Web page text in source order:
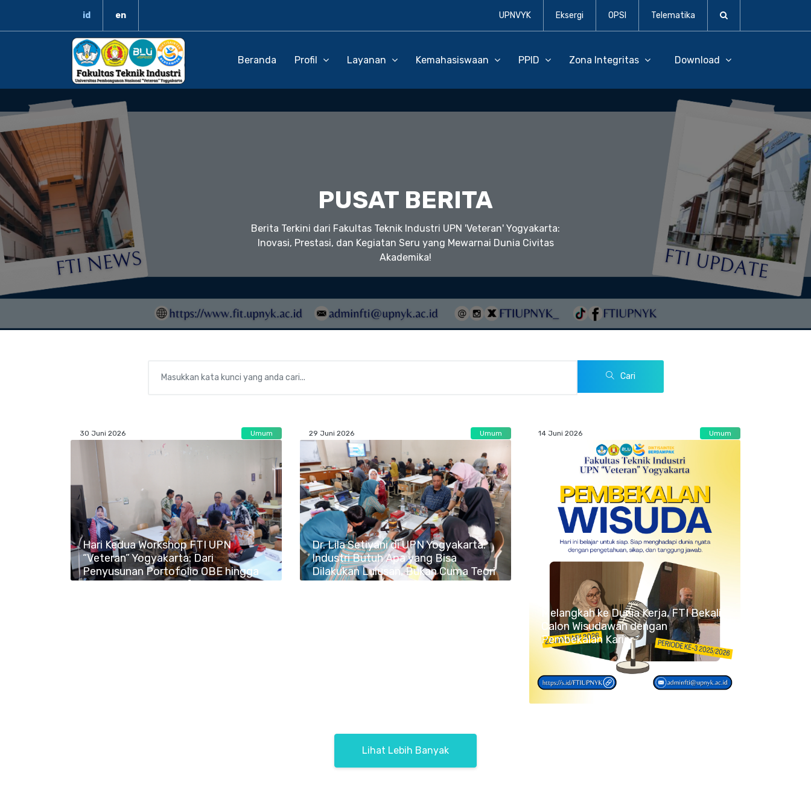
id en UPNVYK Eksergi OPSI Telematika
Beranda Profil Layanan Kemahasiswaan PPID Zona Integritas Download
PUSAT BERITA
Berita Terkini dari Fakultas Teknik Industri UPN 'Veteran' Yogyakarta:
Inovasi, Prestasi, dan Kegiatan Seru yang Mewarnai Dunia Civitas
Akademika!
Cari
30 Juni 2026 Umum
Hari Kedua Workshop FTI UPN
“Veteran” Yogyakarta: Dari
Penyusunan Portofolio OBE hingga
Kiat Menulis Buku Referensi Ber-
29 Juni 2026 Umum
Dr. Lila Setiyani di UPN Yogyakarta:
Industri Butuh Apa yang Bisa
Dilakukan Lulusan, Bukan Cuma Teori
14 Juni 2026 Umum
Melangkah ke Dunia Kerja, FTI Bekali
Calon Wisudawan dengan
Pembekalan Karier
Lihat Lebih Banyak